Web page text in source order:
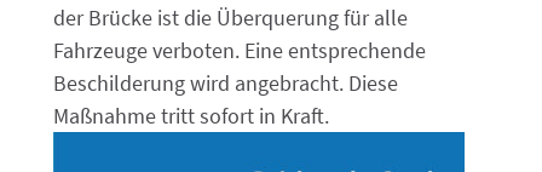
der Brücke ist die Überquerung für alle
Fahrzeuge verboten. Eine entsprechende
Beschilderung wird angebracht. Diese
Maßnahme tritt sofort in Kraft.